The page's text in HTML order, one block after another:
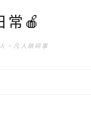
常🍎
。凡人瑣碎事